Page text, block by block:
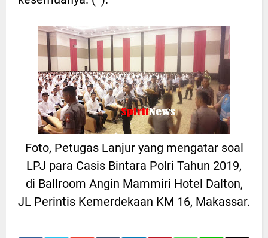
Foto, Petugas Lanjur yang mengatar soal
LPJ para Casis Bintara Polri Tahun 2019,
di Ballroom Angin Mammiri Hotel Dalton,
JL Perintis Kemerdekaan KM 16, Makassar.